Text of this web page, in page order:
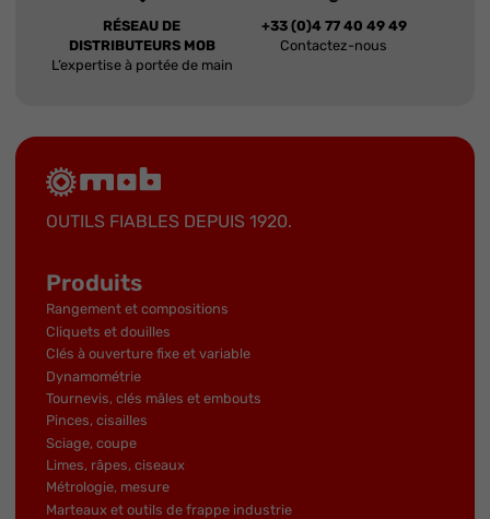
RÉSEAU DE
DISTRIBUTEURS MOB
L’expertise à portée de main
+33 (0)4 77 40 49 49
Contactez-nous
OUTILS FIABLES DEPUIS 1920.
Produits
Rangement et compositions
Cliquets et douilles
Clés à ouverture fixe et variable
Dynamométrie
Tournevis, clés mâles et embouts
Pinces, cisailles
Sciage, coupe
Limes, râpes, ciseaux
Métrologie, mesure
Marteaux et outils de frappe industrie